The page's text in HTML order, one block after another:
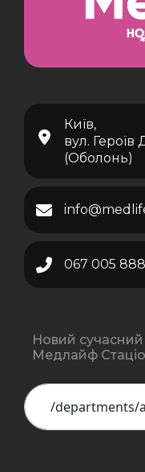
Київ,
вул. Героїв
(Оболонь)
067 005
Новий
Медлайф